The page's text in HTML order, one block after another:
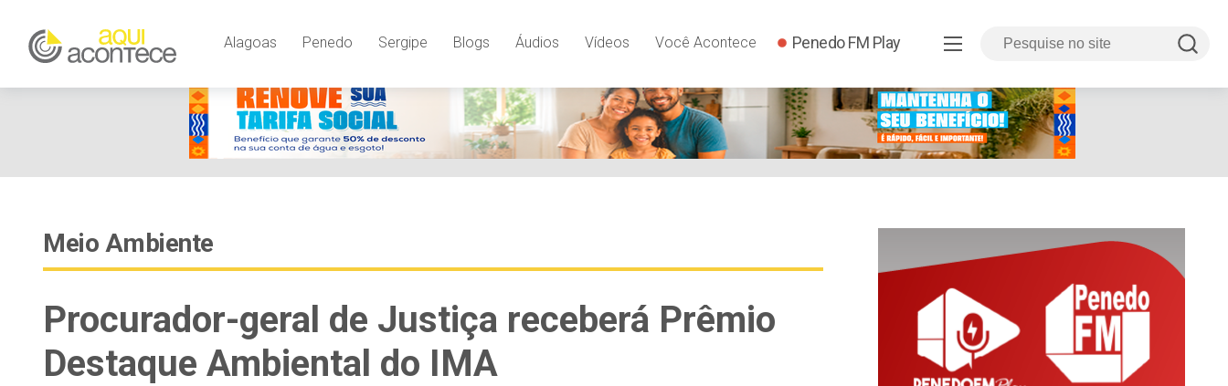
Alagoas Penedo Sergipe Blogs Áudios Vídeos Você Acontece Penedo FM Play
Meio Ambiente
Procurador-geral de Justiça receberá Prêmio
Destaque Ambiental do IMA